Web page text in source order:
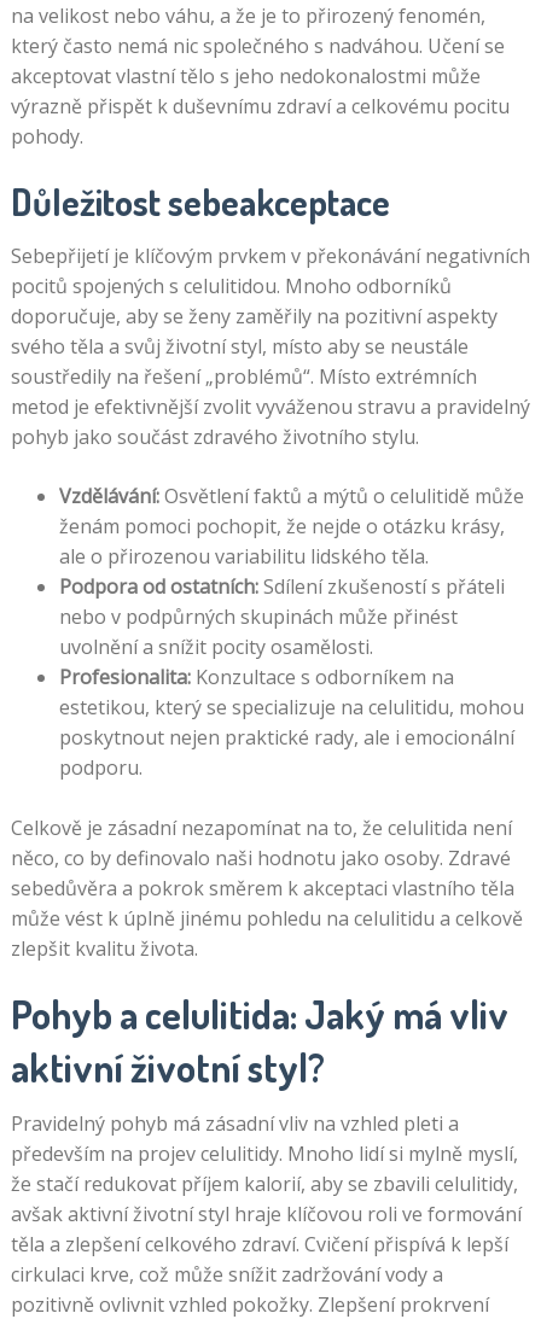
na velikost nebo váhu, a že je to přirozený fenomén,
který často nemá nic společného s nadváhou. Učení se
akceptovat vlastní tělo s jeho nedokonalostmi může
výrazně přispět k duševnímu zdraví a celkovému pocitu
pohody.
Důležitost sebeakceptace
Sebepřijetí je klíčovým prvkem v překonávání negativních
pocitů spojených s celulitidou. Mnoho odborníků
doporučuje, aby se ženy zaměřily na pozitivní aspekty
svého těla a svůj životní styl, místo aby se neustále
soustředily na řešení „problémů“. Místo extrémních
metod je efektivnější zvolit vyváženou stravu a pravidelný
pohyb jako součást zdravého životního stylu.
Vzdělávání:Osvětlení faktů a mýtů o celulitidě může
ženám pomoci pochopit, že nejde o otázku krásy,
ale o přirozenou variabilitu lidského těla.
Podpora od ostatních:Sdílení zkušeností s přáteli
nebo v podpůrných skupinách může přinést
uvolnění a snížit pocity osamělosti.
Profesionalita:Konzultace s odborníkem na
estetikou, který se specializuje na celulitidu, mohou
poskytnout nejen praktické rady, ale i emocionální
podporu.
Celkově je zásadní nezapomínat na to, že celulitida není
něco, co by definovalo naši hodnotu jako osoby. Zdravé
sebedůvěra a pokrok směrem k akceptaci vlastního těla
může vést k úplně jinému pohledu na celulitidu a celkově
zlepšit kvalitu života.
Pohyb a celulitida: Jaký má vliv
aktivní životní styl?
Pravidelný pohyb má zásadní vliv na vzhled pleti a
především na projev celulitidy. Mnoho lidí si mylně myslí,
že stačí redukovat příjem kalorií, aby se zbavili celulitidy,
avšak aktivní životní styl hraje klíčovou roli ve formování
těla a zlepšení celkového zdraví. Cvičení přispívá k lepší
cirkulaci krve, což může snížit zadržování vody a
pozitivně ovlivnit vzhled pokožky. Zlepšení prokrvení